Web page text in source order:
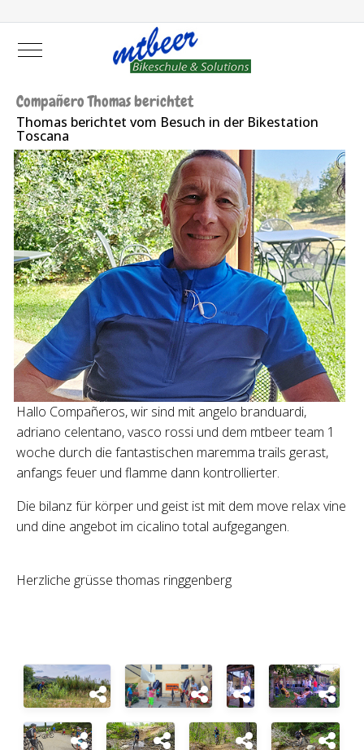
Mobile Menu Toggle
Compañero Thomas berichtet
Thomas berichtet vom Besuch in der Bikestation
Toscana
Hallo Compañeros, wir sind mit angelo branduardi,
adriano celentano, vasco rossi und dem mtbeer team 1
woche durch die fantastischen maremma trails gerast,
anfangs feuer und flamme dann kontrollierter.
Die bilanz für körper und geist ist mit dem move relax vine
und dine angebot im cicalino total aufgegangen.
Herzliche grüsse thomas ringgenberg